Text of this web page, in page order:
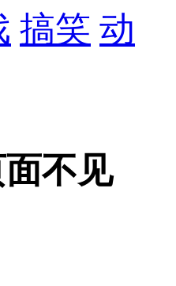
搞笑 动
不见